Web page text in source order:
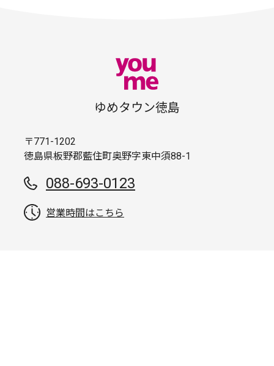
ゆめタウン徳島
〒771-1202
徳島県板野郡藍住町奥野字東中須88-1
088-693-0123
営業時間はこちら